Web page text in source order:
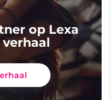
op Lexa